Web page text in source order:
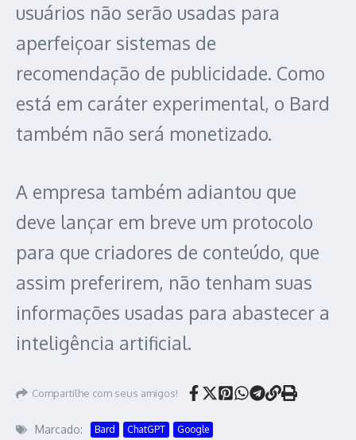
usuários não serão usadas para
aperfeiçoar sistemas de
recomendação de publicidade. Como
está em caráter experimental, o Bard
também não será monetizado.
A empresa também adiantou que
deve lançar em breve um protocolo
para que criadores de conteúdo, que
assim preferirem, não tenham suas
informações usadas para abastecer a
inteligência artificial.
Compartilhe com seus amigos!
Marcado: Bard ChatGPT Google